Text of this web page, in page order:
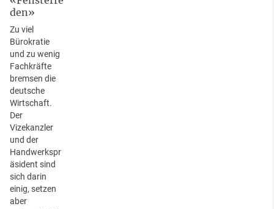
den»
Zu viel
Bürokratie
und zu wenig
Fachkräfte
bremsen die
deutsche
Wirtschaft.
Der
Vizekanzler
und der
Handwerkspr
äsident sind
sich darin
einig, setzen
aber